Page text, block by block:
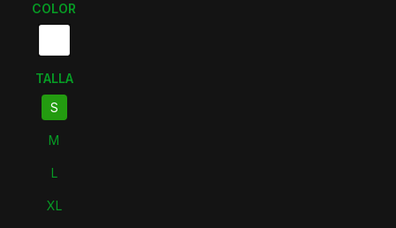
COLOR
TALLA
S
M
L
XL